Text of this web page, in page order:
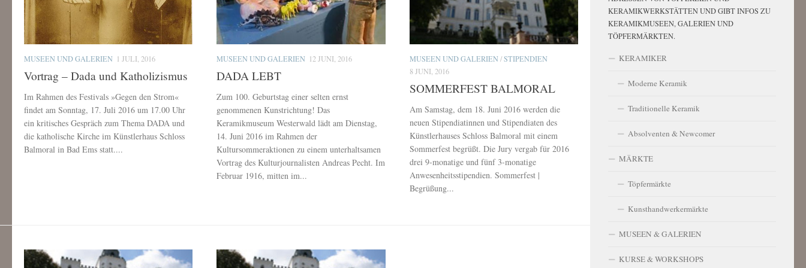
MUSEEN UND GALERIEN 1 JULI, 2016
Vortrag – Dada und Katholizismus
Im Rahmen des Festivals »Gegen den Strom«
findet am Sonntag, 17. Juli 2016 um 17.00 Uhr
ein kritisches Gespräch zum Thema DADA und
die katholische Kirche im Künstlerhaus Schloss
Balmoral in Bad Ems statt....
MUSEEN UND GALERIEN 12 JUNI, 2016
DADA LEBT
Zum 100. Geburtstag einer selten ernst
genommenen Kunstrichtung! Das
Keramikmuseum Westerwald lädt am Dienstag,
14. Juni 2016 im Rahmen der
Kultursommeraktionen zu einem unterhaltsamen
Vortrag des Kulturjournalisten Andreas Pecht. Im
Februar 1916, mitten im...
MUSEEN UND GALERIEN/STIPENDIEN
8 JUNI, 2016
SOMMERFEST BALMORAL
Am Samstag, dem 18. Juni 2016 werden die
neuen Stipendiatinnen und Stipendiaten des
Künstlerhauses Schloss Balmoral mit einem
Sommerfest begrüßt. Die Jury vergab für 2016
drei 9-monatige und fünf 3-monatige
Anwesenheitsstipendien. Sommerfest |
Begrüßung...
KERAMIKWERKSTÄTTEN UND GIBT INFOS ZU
KERAMIKMUSEEN, GALERIEN UND
TÖPFERMÄRKTEN.
KERAMIKER
Moderne Keramik
Traditionelle Keramik
Absolventen & Newcomer
MÄRKTE
Töpfermärkte
Kunsthandwerkermärkte
MUSEEN & GALERIEN
KURSE & WORKSHOPS